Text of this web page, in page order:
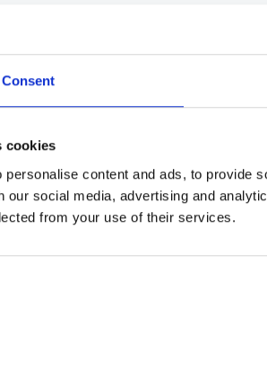
Consent
cookies
personalise content and ads, to provide
our social media, advertising and
from your use of their services.